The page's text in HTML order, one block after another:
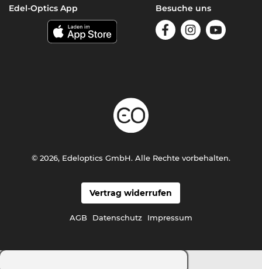
Edel-Optics App Besuche uns
Vertrag widerrufen
AGB Datenschutz Impressum
© 2026, Edeloptics GmbH. Alle Rechte vorbehalten.